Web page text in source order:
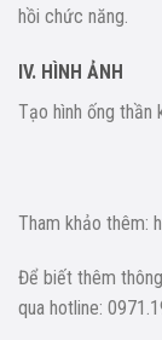
hồi chức năng.
IV. HÌNH ẢNH
Tạo hình ống
Tham khảo thêm:
Để biết thêm
qua hotline: